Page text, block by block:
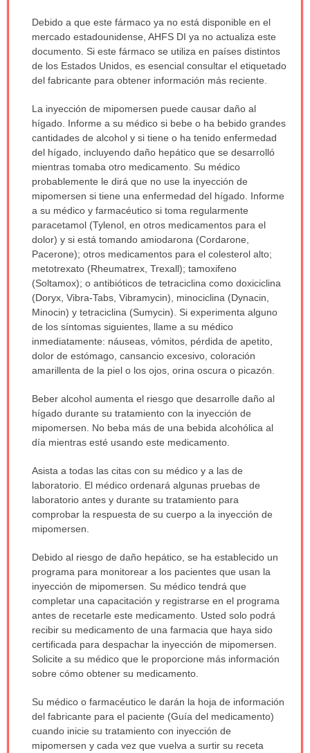
Debido a que este fármaco ya no está disponible en el
mercado estadounidense, AHFS DI ya no actualiza este
documento. Si este fármaco se utiliza en países distintos
de los Estados Unidos, es esencial consultar el etiquetado
del fabricante para obtener información más reciente.
La inyección de mipomersen puede causar daño al
hígado. Informe a su médico si bebe o ha bebido grandes
cantidades de alcohol y si tiene o ha tenido enfermedad
del hígado, incluyendo daño hepático que se desarrolló
mientras tomaba otro medicamento. Su médico
probablemente le dirá que no use la inyección de
mipomersen si tiene una enfermedad del hígado. Informe
a su médico y farmacéutico si toma regularmente
paracetamol (Tylenol, en otros medicamentos para el
dolor) y si está tomando amiodarona (Cordarone,
Pacerone); otros medicamentos para el colesterol alto;
metotrexato (Rheumatrex, Trexall); tamoxifeno
(Soltamox); o antibióticos de tetraciclina como doxiciclina
(Doryx, Vibra-Tabs, Vibramycin), minociclina (Dynacin,
Minocin) y tetraciclina (Sumycin). Si experimenta alguno
de los síntomas siguientes, llame a su médico
inmediatamente: náuseas, vómitos, pérdida de apetito,
dolor de estómago, cansancio excesivo, coloración
amarillenta de la piel o los ojos, orina oscura o picazón.
Beber alcohol aumenta el riesgo que desarrolle daño al
hígado durante su tratamiento con la inyección de
mipomersen. No beba más de una bebida alcohólica al
día mientras esté usando este medicamento.
Asista a todas las citas con su médico y a las de
laboratorio. El médico ordenará algunas pruebas de
laboratorio antes y durante su tratamiento para
comprobar la respuesta de su cuerpo a la inyección de
mipomersen.
Debido al riesgo de daño hepático, se ha establecido un
programa para monitorear a los pacientes que usan la
inyección de mipomersen. Su médico tendrá que
completar una capacitación y registrarse en el programa
antes de recetarle este medicamento. Usted solo podrá
recibir su medicamento de una farmacia que haya sido
certificada para despachar la inyección de mipomersen.
Solicite a su médico que le proporcione más información
sobre cómo obtener su medicamento.
Su médico o farmacéutico le darán la hoja de información
del fabricante para el paciente (Guía del medicamento)
cuando inicie su tratamiento con inyección de
mipomersen y cada vez que vuelva a surtir su receta